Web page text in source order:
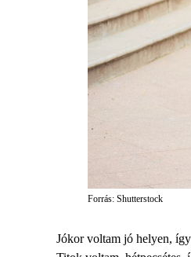
Forrás: Shutterstock
Jókor voltam jó helyen,